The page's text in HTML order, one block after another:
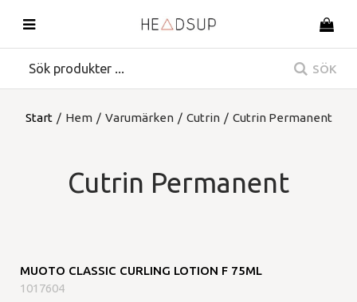
SÖK
Start / Hem / Varumärken / Cutrin / Cutrin Permanent
Cutrin Permanent
MUOTO CLASSIC CURLING LOTION F 75ML
1017604